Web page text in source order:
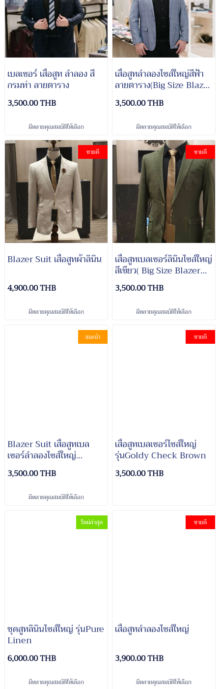
เบลเซอร์ เสื้อสูท ลำลอง สี
กรมท่า ลายตาราง
3,500.00 THB
มีหลายคุณสมบัติให้เลือก
เสื้อสูทลำลองไซส์ใหญ่สีฟ้า
ลายตาราง(Big Size Blazer
Suits)
3,500.00 THB
มีหลายคุณสมบัติให้เลือก
ขายดี
Blazer Suit เสื้อสูทผ้าลินิน
4,900.00 THB
มีหลายคุณสมบัติให้เลือก
ขายดี
เสื้อสูทเบลเซอร์ลินินไซส์ใหญ่
สีเขียว( Big Size Blazer
Linen)
3,500.00 THB
มีหลายคุณสมบัติให้เลือก
แนะนำ
Blazer Suit เสื้อสูทเบล
เซอร์ลำลองไซส์ใหญ่
รุ่นCheck Blue
3,500.00 THB
มีหลายคุณสมบัติให้เลือก
ขายดี
เสื้อสูทเบลเซอร์ไซส์ใหญ่
รุ่นGoldy Check Brown
3,500.00 THB
ใหม่ล่าสุด
ชุดสูทลินินไซส์ใหญ่ รุ่นPure
Linen
6,000.00 THB
มีหลายคุณสมบัติให้เลือก
ขายดี
เสื้อสูทลำลองไซส์ใหญ่
3,900.00 THB
มีหลายคุณสมบัติให้เลือก